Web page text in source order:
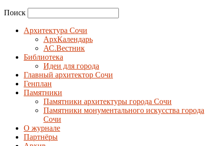
Поиск
Архитектура Сочи
АрхКалендарь
АС.Вестник
Библиотека
Идеи для города
Главный архитектор Сочи
Генплан
Памятники
Памятники архитектуры города Сочи
Памятники монументального искусства города
Сочи
О журнале
Партнёры